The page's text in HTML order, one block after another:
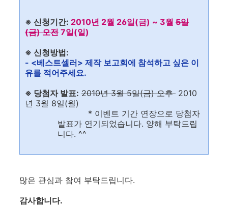
※ 신청기간: 2010년 2월 26일(금) ~ 3월 5일
(금) 오전 7일(일)
※ 신청방법:
- <베스트셀러> 제작 보고회에 참석하고 싶은 이
유를 적어주세요.
※ 당첨자 발표: 2010년 3월 5일(금) 오후 2010
년 3월 8일(월)
* 이벤트 기간 연장으로 당첨자
발표가 연기되었습니다. 양해 부탁드립
니다. ^^
많은 관심과 참여 부탁드립니다.
감사합니다.